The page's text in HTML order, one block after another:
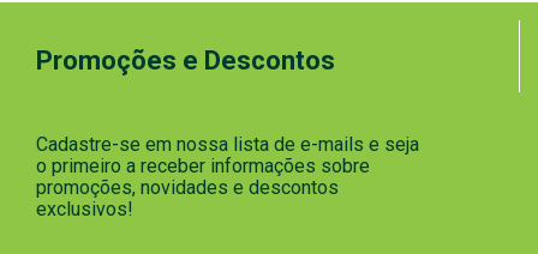
Promoções e Descontos
Cadastre-se em nossa lista de e-mails e seja
o primeiro a receber informações sobre
promoções, novidades e descontos
exclusivos!